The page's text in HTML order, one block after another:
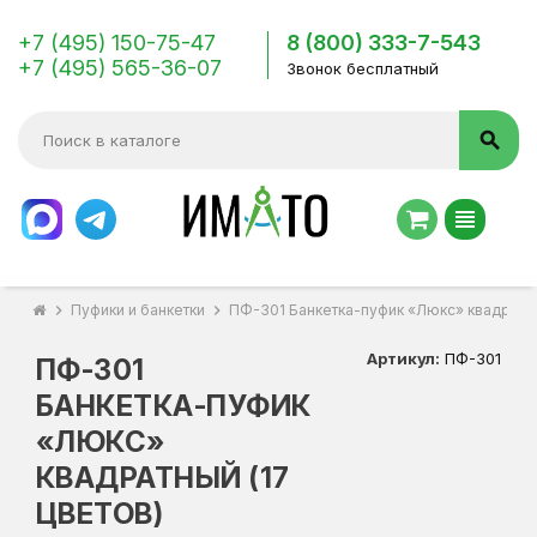
+7 (495) 150-75-47
+7 (495) 565-36-07
8 (800) 333-7-543
Звонок бесплатный
search
view_headline
chevron_right Пуфики и банкетки chevron_right ПФ-301 Банкетка-пуфик «Люкс»
ПФ-301
БАНКЕТКА-ПУФИК
«ЛЮКС»
КВАДРАТНЫЙ (17
ЦВЕТОВ)
Артикул: ПФ-301